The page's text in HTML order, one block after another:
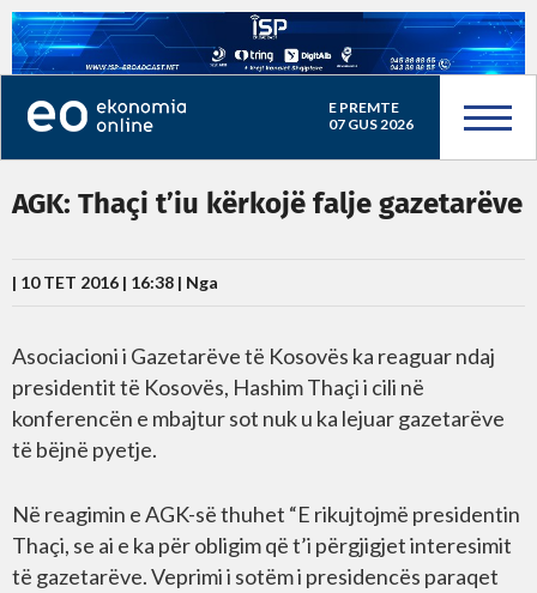
E PREMTE
07 GUS 2026
AGK: Thaçi t’iu kërkojë falje gazetarëve
| 10 TET 2016 | 16:38 | Nga
Asociacioni i Gazetarëve të Kosovës ka reaguar ndaj
presidentit të Kosovës, Hashim Thaçi i cili në
konferencën e mbajtur sot nuk u ka lejuar gazetarëve
të bëjnë pyetje.
Në reagimin e AGK-së thuhet “E rikujtojmë presidentin
Thaçi, se ai e ka për obligim që t’i përgjigjet interesimit
të gazetarëve. Veprimi i sotëm i presidencës paraqet